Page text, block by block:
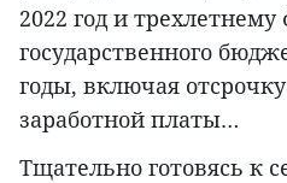
2022 год и
государственного
годы, включая
заработной платы…
Тщательно готовясь к